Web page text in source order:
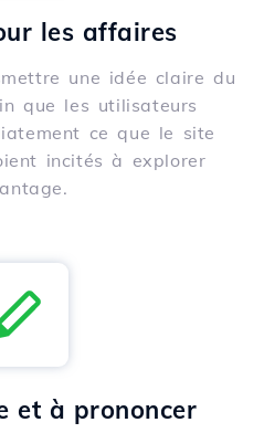
les affaires
une idée claire du
que les utilisateurs
ce que le site
incités à explorer
et à prononcer